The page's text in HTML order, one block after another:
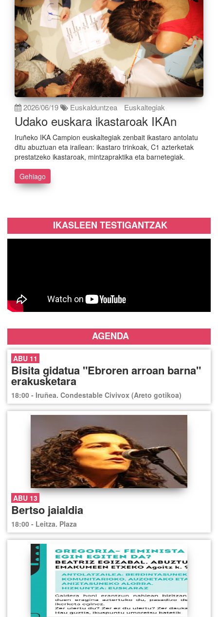
2026/06/19 Euskalduntzea Euskaltegiak
Udako euskara ikastaroak IKAn
Iruñeko IKA Campion euskaltegiak zenbait ikastaro antolatu
ditu abuztuan eta irailean: ikastaro trinkoak, C1 azterketak
prestatzeko ikastaroak, mintzapraktika eta barnetegiak.
Gehiago
IKASLEEN TESTIGANTZAK
AGENDA
ABU 11
Bisita gidatua "Ebroren arroan barna"
erakusketara
18:00 - Iruñea. Condestable Civivox (Areto gotikoa)
ABU 13
Bertso jaialdia
18:00 - Leitza. Plaza